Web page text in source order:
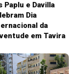
Paplu e Davilla
Dia
da
em Tavira